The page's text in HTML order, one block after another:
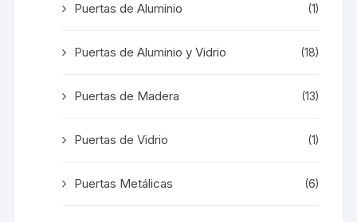
Puertas de Aluminio (1)
Puertas de Aluminio y Vidrio (18)
Puertas de Madera (13)
Puertas de Vidrio (1)
Puertas Metálicas (6)